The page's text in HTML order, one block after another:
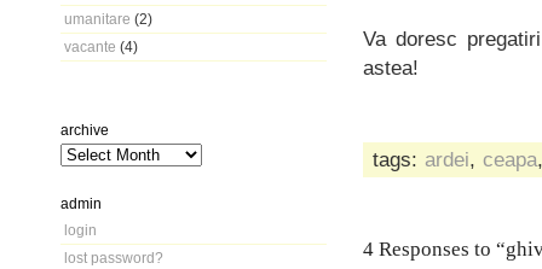
umanitare (2)
vacante (4)
archive
admin
login
lost password?
Va doresc
astea!
tags: ardei, ceapa
4 Responses to